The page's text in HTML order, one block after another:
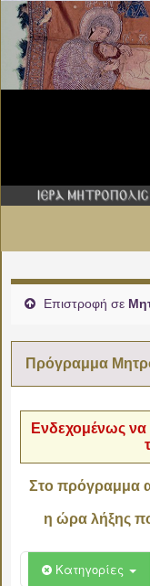
Επιστροφή σε
Πρόγραμμα
Ενδεχομένως να
Στο πρόγραμμα
η ώρα λήξης
Κατηγορίες